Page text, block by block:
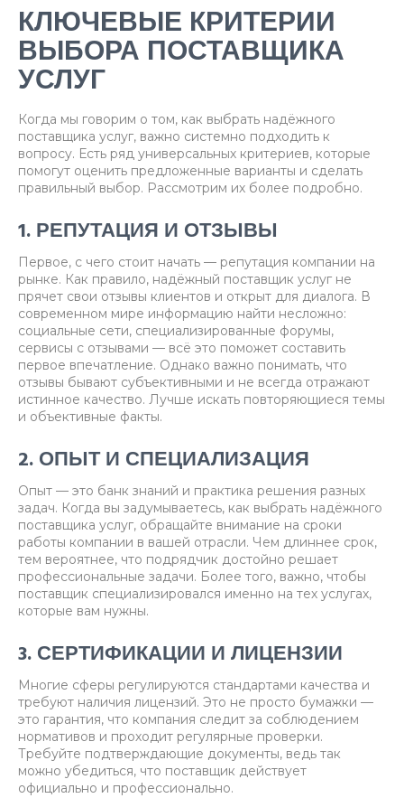
КЛЮЧЕВЫЕ КРИТЕРИИ
ВЫБОРА ПОСТАВЩИКА
УСЛУГ
Когда мы говорим о том, как выбрать надёжного
поставщика услуг, важно системно подходить к
вопросу. Есть ряд универсальных критериев, которые
помогут оценить предложенные варианты и сделать
правильный выбор. Рассмотрим их более подробно.
1. РЕПУТАЦИЯ И ОТЗЫВЫ
Первое, с чего стоит начать — репутация компании на
рынке. Как правило, надёжный поставщик услуг не
прячет свои отзывы клиентов и открыт для диалога. В
современном мире информацию найти несложно:
социальные сети, специализированные форумы,
сервисы с отзывами — всё это поможет составить
первое впечатление. Однако важно понимать, что
отзывы бывают субъективными и не всегда отражают
истинное качество. Лучше искать повторяющиеся темы
и объективные факты.
2. ОПЫТ И СПЕЦИАЛИЗАЦИЯ
Опыт — это банк знаний и практика решения разных
задач. Когда вы задумываетесь, как выбрать надёжного
поставщика услуг, обращайте внимание на сроки
работы компании в вашей отрасли. Чем длиннее срок,
тем вероятнее, что подрядчик достойно решает
профессиональные задачи. Более того, важно, чтобы
поставщик специализировался именно на тех услугах,
которые вам нужны.
3. СЕРТИФИКАЦИИ И ЛИЦЕНЗИИ
Многие сферы регулируются стандартами качества и
требуют наличия лицензий. Это не просто бумажки —
это гарантия, что компания следит за соблюдением
нормативов и проходит регулярные проверки.
Требуйте подтверждающие документы, ведь так
можно убедиться, что поставщик действует
официально и профессионально.